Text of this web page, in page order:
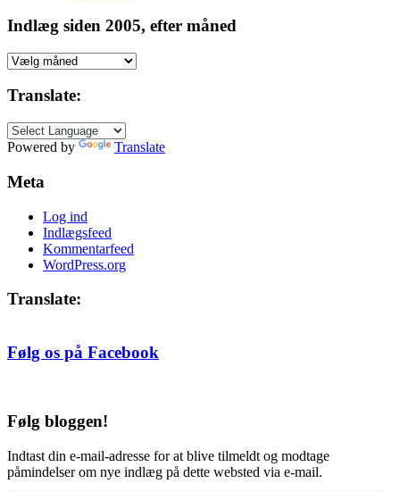
Indlæg siden 2005, efter måned
Indlæg
2005,
måned
Translate:
Powered by Translate
Meta
Log ind
Indlægsfeed
Kommentarfeed
WordPress.org
Translate:
Følg os på Facebook
Følg bloggen!
Indtast din e-mail-adresse for at blive tilmeldt og modtage
påmindelser om nye indlæg på dette websted via e-mail.